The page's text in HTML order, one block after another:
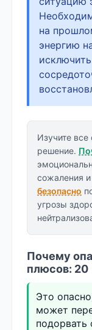
на
энергию
Изучите
решение.
сожаления и
безопасно
угрозы
Почему
плюсов: 20
Это
может
подорвать